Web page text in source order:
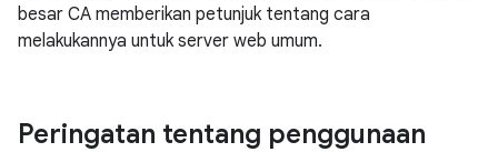
besar CA memberikan petunjuk tentang cara
melakukannya untuk server web umum.
Peringatan tentang penggunaan